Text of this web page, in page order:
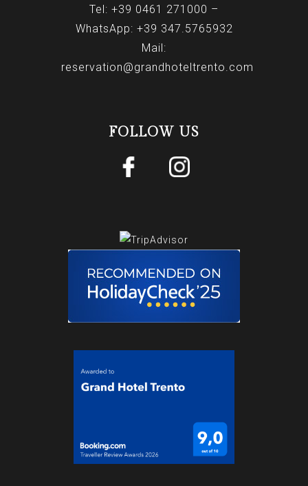
Tel: +39 0461 271000 –
WhatsApp: +39 347.5765932
Mail:
reservation@grandhoteltrento.com
FOLLOW US